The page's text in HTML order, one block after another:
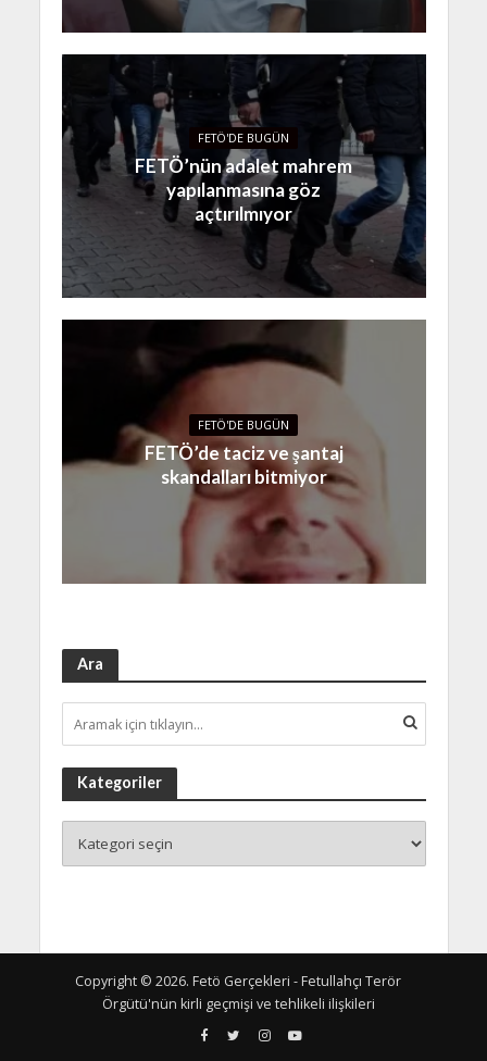
FETÖ'DE BUGÜN
FETÖ’nün adalet mahrem
yapılanmasına göz
açtırılmıyor
FETÖ'DE BUGÜN
FETÖ’de taciz ve şantaj
skandalları bitmiyor
Ara
Kategoriler
Copyright © 2026. Fetö Gerçekleri - Fetullahçı Terör
Örgütü'nün kirli geçmişi ve tehlikeli ilişkileri